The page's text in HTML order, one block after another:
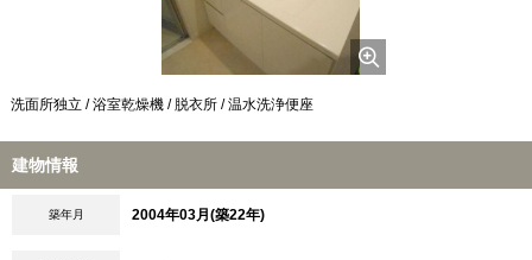
洗面所独立 / 浴室乾燥機 / 脱衣所 / 温水洗浄便座
建物情報
築年月 2004年03月(築22年)